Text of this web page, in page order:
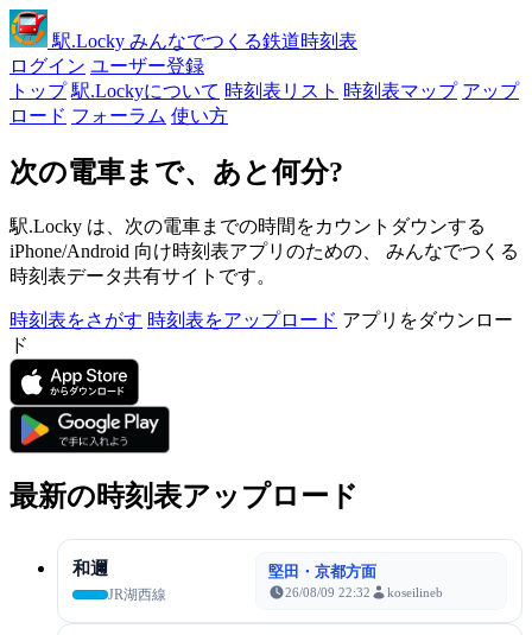
駅.Locky みんなでつくる鉄道時刻表
ログイン ユーザー登録
トップ 駅.Lockyについて 時刻表リスト 時刻表マップ アップ
ロード フォーラム 使い方
次の電車まで、あと何分?
駅.Locky は、次の電車までの時間をカウントダウンする
iPhone/Android 向け時刻表アプリのための、 みんなでつくる
時刻表データ共有サイトです。
時刻表をさがす 時刻表をアップロード アプリをダウンロー
ド
最新の時刻表アップロード
和邇
JR湖西線
堅田・京都方面
26/08/09 22:32 koseilineb